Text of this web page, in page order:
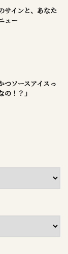
サインと、あなた
ュー
つソースアイスっ
の！？」